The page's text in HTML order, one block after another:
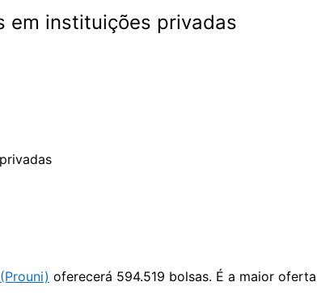
em instituições privadas
oferecerá 594.519 bolsas. É a maior